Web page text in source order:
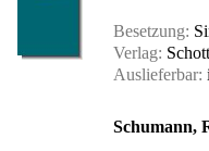
Besetzung:
Verlag:
Auslieferbar:
Schumann,